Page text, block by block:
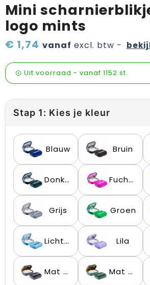
Mini
logo mints
€ 1,74 vanaf excl. btw -
Uit voorraad - vanaf 1152 st.
Stap 1: Kies je kleur
Blauw Bruin
Donkergroen Fuchsia
Grijs Groen
Lichtblauw Lila
Mat Donkerblauw/Goud Mat Groen/Goud